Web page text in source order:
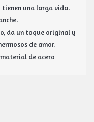
tienen una larga vida.
da un toque original y
de amor.
de acero